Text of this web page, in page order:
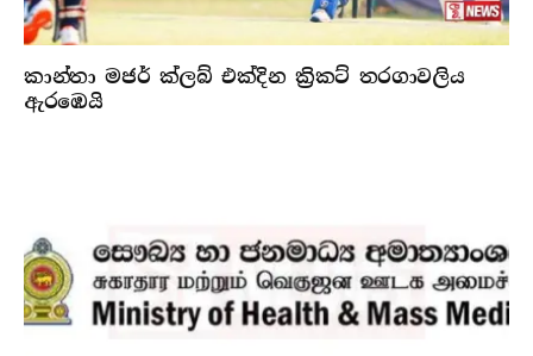
කාන්තා මජර් ක්ලබ් එක්දින ක්‍රිකට් තරගාවලිය
ඇරඹෙයි